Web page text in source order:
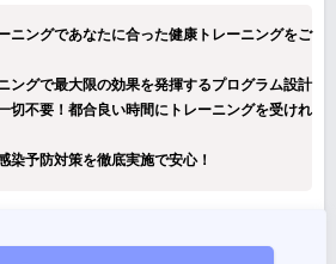
ニングであなたに合った健康トレーニングをご
ングで最大限の効果を発揮するプログラム設計
切不要！都合良い時間にトレーニングを受けれ
染予防対策を徹底実施で安心！